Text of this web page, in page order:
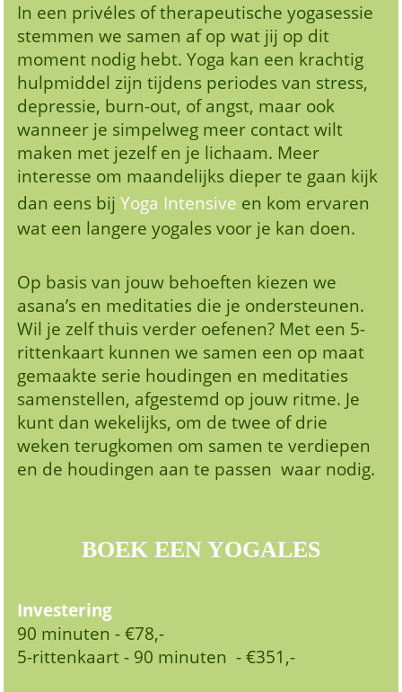
In een privéles of therapeutische yogasessie
stemmen we samen af op wat jij op dit
moment nodig hebt. Yoga kan een krachtig
hulpmiddel zijn tijdens periodes van stress,
depressie, burn-out, of angst, maar ook
wanneer je simpelweg meer contact wilt
maken met jezelf en je lichaam. Meer
interesse om maandelijks dieper te gaan kijk
dan eens bijYoga Intensive en kom ervaren
wat een langere yogales voor je kan doen.
Op basis van jouw behoeften kiezen we
asana’s en meditaties die je ondersteunen.
Wil je zelf thuis verder oefenen? Met een 5-
rittenkaart kunnen we samen een op maat
gemaakte serie houdingen en meditaties
samenstellen, afgestemd op jouw ritme. Je
kunt dan wekelijks, om de twee of drie
weken terugkomen om samen te verdiepen
en de houdingen aan te passen waar nodig.
BOEK EEN YOGALES
Investering
90 minuten -€78,-
5-rittenkaart - 90 minuten - €351,-